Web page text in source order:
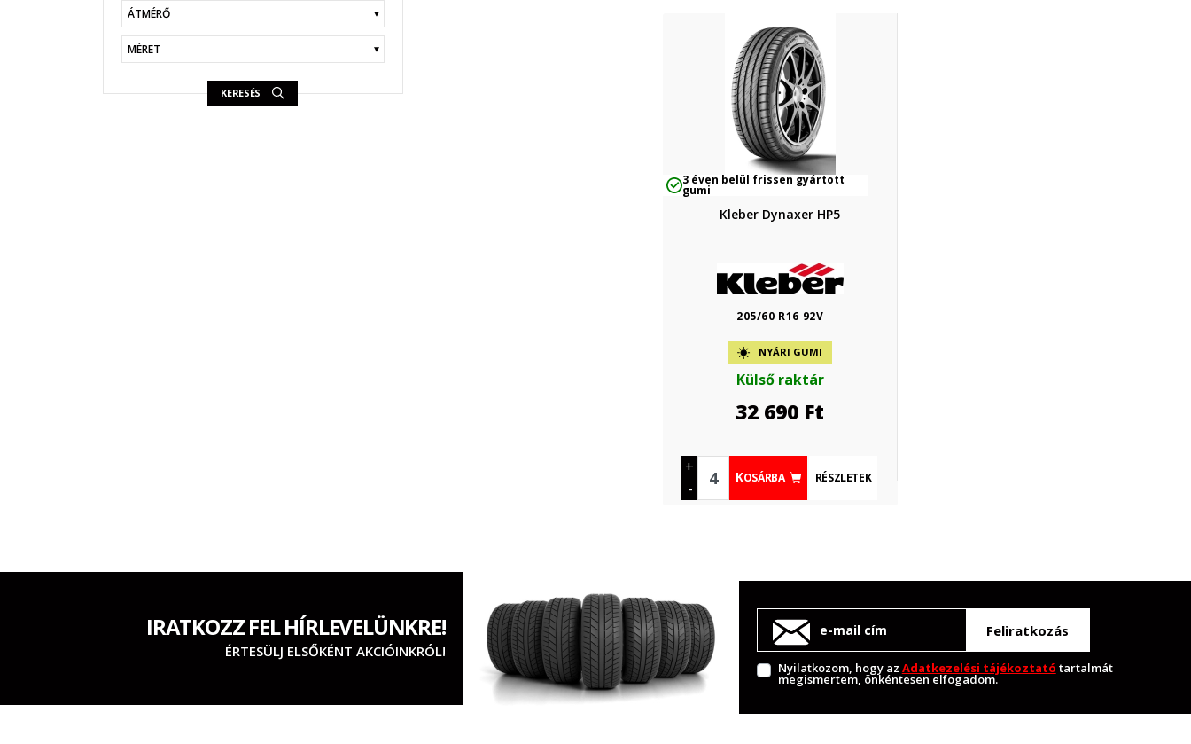
KERESÉS
3 éven belül frissen gyártott
gumi
Kleber Dynaxer HP5
205/60 R16 92V
NYÁRI GUMI
Külső raktár
32 690 Ft
+
-
KOSÁRBA RÉSZLETEK
IRATKOZZ FEL HÍRLEVELÜNKRE!
ÉRTESÜLJ ELSŐKÉNT AKCIÓINKRÓL!
Feliratkozás
Nyilatkozom, hogy az Adatkezelési tájékoztató tartalmát
megismertem, önkéntesen elfogadom.